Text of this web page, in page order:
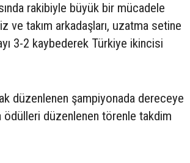
rakibiyle büyük bir mücadele
ve takım arkadaşları, uzatma setine
3-2 kaybederek Türkiye ikincisi
düzenlenen şampiyonada dereceye
ödülleri düzenlenen törenle takdim